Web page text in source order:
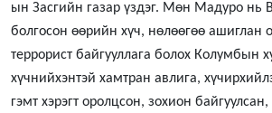
ын Засгийн газар үздэг. Мөн Мадуро нь
болгосон өөрийн хүч, нөлөөгөө ашиглан
террорист байгууллага болох Колумбын
хүчнийхэнтэй хамтран авлига,
гэмт хэрэгт оролцсон, зохион